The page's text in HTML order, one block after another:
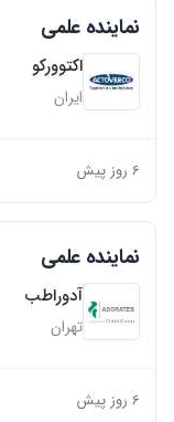
نماینده علمی
اکتوورکو
ایران
6 روز پیش
نماینده علمی
آدوراطب
تهران
6 روز پیش